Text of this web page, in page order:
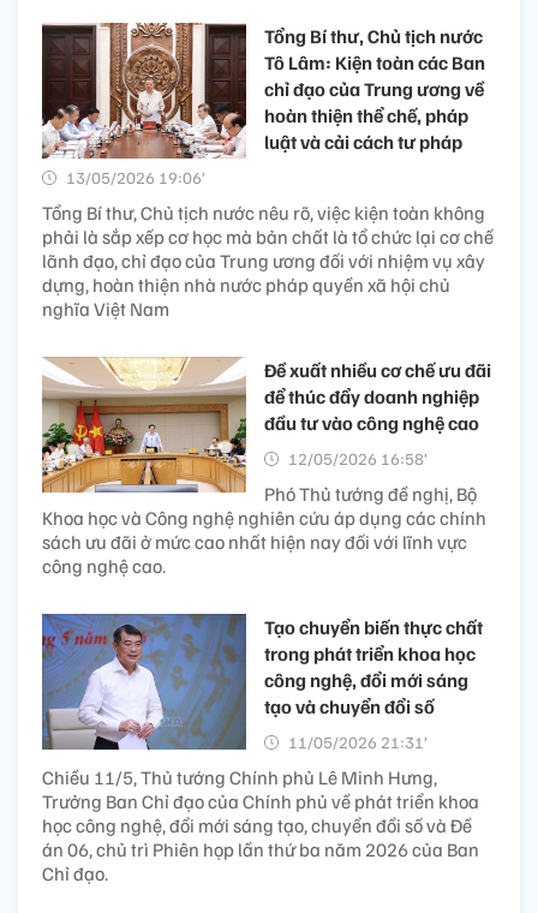
Tổng Bí thư, Chủ tịch nước
Tô Lâm: Kiện toàn các Ban
chỉ đạo của Trung ương về
hoàn thiện thể chế, pháp
luật và cải cách tư pháp
13/05/2026 19:06’
Tổng Bí thư, Chủ tịch nước nêu rõ, việc kiện toàn không
phải là sắp xếp cơ học mà bản chất là tổ chức lại cơ chế
lãnh đạo, chỉ đạo của Trung ương đối với nhiệm vụ xây
dựng, hoàn thiện nhà nước pháp quyền xã hội chủ
nghĩa Việt Nam
Đề xuất nhiều cơ chế ưu đãi
để thúc đẩy doanh nghiệp
đầu tư vào công nghệ cao
12/05/2026 16:58’
Phó Thủ tướng đề nghị, Bộ
Khoa học và Công nghệ nghiên cứu áp dụng các chính
sách ưu đãi ở mức cao nhất hiện nay đối với lĩnh vực
công nghệ cao.
Tạo chuyển biến thực chất
trong phát triển khoa học
công nghệ, đổi mới sáng
tạo và chuyển đổi số
11/05/2026 21:31’
Chiều 11/5, Thủ tướng Chính phủ Lê Minh Hưng,
Trưởng Ban Chỉ đạo của Chính phủ về phát triển khoa
học công nghệ, đổi mới sáng tạo, chuyển đổi số và Đề
án 06, chủ trì Phiên họp lần thứ ba năm 2026 của Ban
Chỉ đạo.